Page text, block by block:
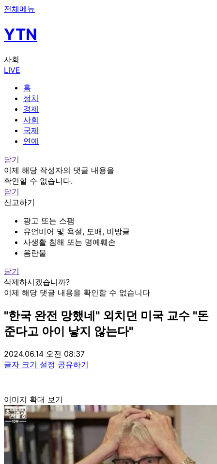
전체메뉴
YTN
사회
LIVE
홈
정치
경제
사회
국제
연예
닫기
이제 해당 작성자의 댓글 내용을
확인할 수 없습니다.
닫기
신고하기
광고 또는 스팸
유언비어 및 욕설, 도배, 비방글
사생활 침해 또는 명예훼손
음란물
닫기
삭제하시겠습니까?
이제 해당 댓글 내용을 확인할 수 없습니다
"한국 완전 망했네" 외치던 미국 교수 "돈
준다고 아이 낳지 않는다"
2024.06.14 오전 08:37
글자 크기 설정 공유하기
이미지 확대 보기